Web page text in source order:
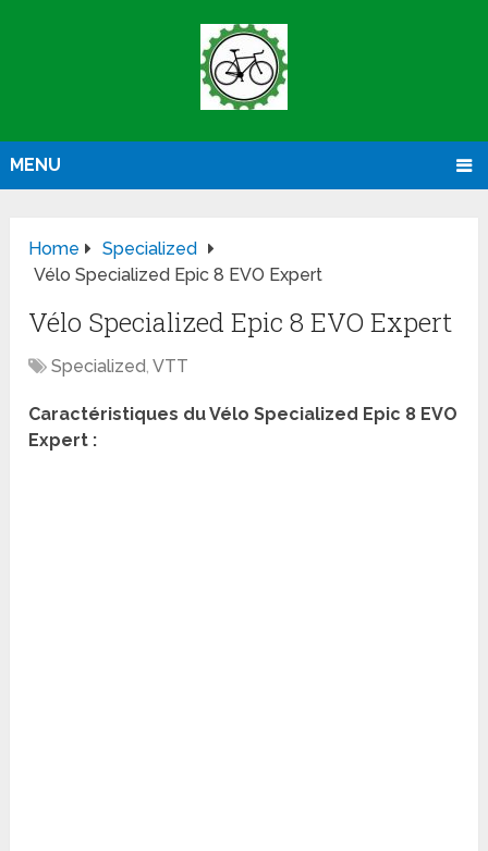
MENU
Home
Specialized
Vélo Specialized Epic 8 EVO Expert
Vélo Specialized Epic 8 EVO Expert
Specialized,VTT
Caractéristiques du Vélo Specialized Epic 8 EVO
Expert :